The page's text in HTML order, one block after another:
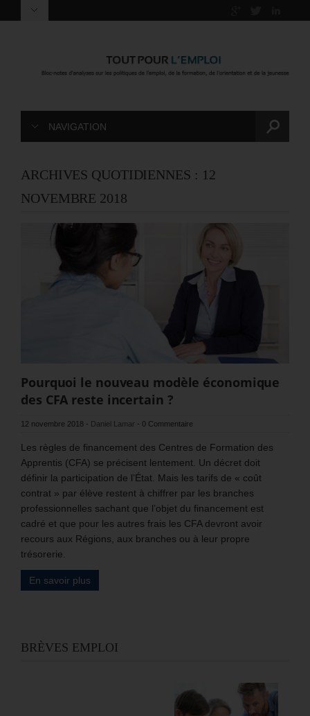
NAVIGATION
ARCHIVES QUOTIDIENNES : 12
NOVEMBRE 2018
Pourquoi le nouveau modèle économique
des CFA reste incertain ?
12 novembre 2018 - Daniel Lamar - 0 Commentaire
Les règles de financement des Centres de Formation des
Apprentis (CFA) se précisent lentement. Un décret doit
définir la participation de l’État. Mais les tarifs de « coût
contrat » par élève restent à chiffrer par les branches
professionnelles sachant que l’objet du financement est
cadré et que pour les autres frais les CFA devront avoir
recours aux Régions, aux branches ou à leur propre
trésorerie.
En savoir plus
BRÈVES EMPLOI